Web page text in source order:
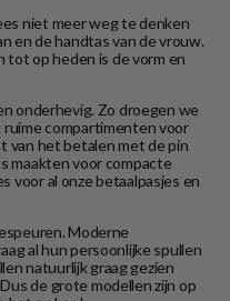
niet meer weg te denken
en de handtas van de vrouw.
tot op heden is de vorm en
onderhevig. Zo droegen we
compartimenten voor
van het betalen met de pin
maakten voor compacte
voor al onze betaalpasjes en
Moderne
al hun persoonlijke spullen
natuurlijk graag gezien
de grote modellen zijn op